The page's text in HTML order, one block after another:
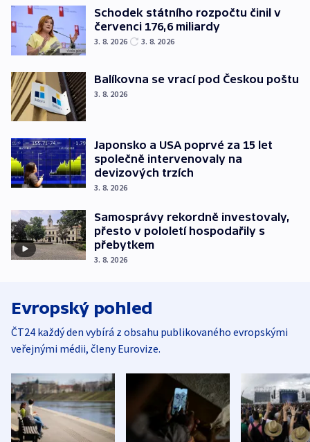
Schodek státního rozpočtu činil v
červenci 176,6 miliardy
3. 8. 2026 3. 8. 2026
Balíkovna se vrací pod Českou poštu
3. 8. 2026
Japonsko a USA poprvé za 15 let
společně intervenovaly na
devizových trzích
3. 8. 2026
Samosprávy rekordně investovaly,
přesto v pololetí hospodařily s
přebytkem
3. 8. 2026
Evropský pohled
ČT24 každý den vybírá z obsahu publikovaného evropskými
veřejnými médii, členy Eurovize.